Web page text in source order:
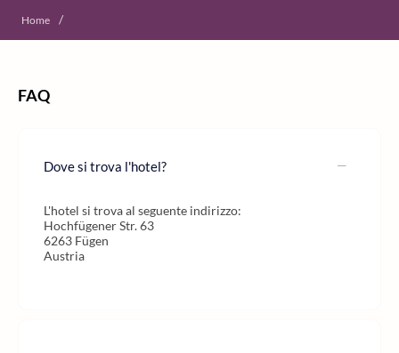
Home /
FAQ
Dove si trova l'hotel?
L'hotel si trova al seguente indirizzo:
Hochfügener Str. 63
6263 Fügen
Austria